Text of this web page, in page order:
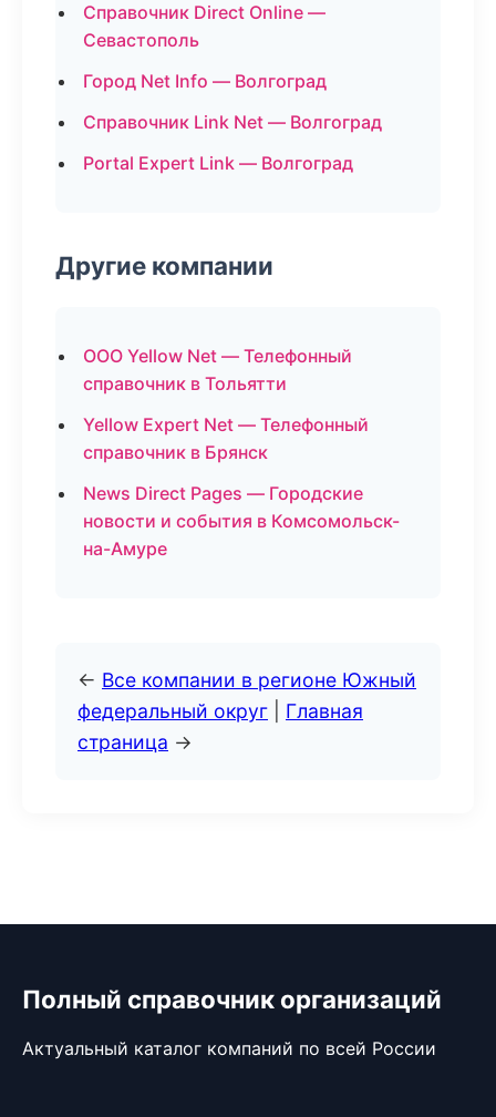
Справочник Direct Online —
Севастополь
Город Net Info — Волгоград
Справочник Link Net — Волгоград
Portal Expert Link — Волгоград
Другие компании
ООО Yellow Net — Телефонный
справочник в Тольятти
Yellow Expert Net — Телефонный
справочник в Брянск
News Direct Pages — Городские
новости и события в Комсомольск-
на-Амуре
← Все компании в регионе Южный
федеральный округ
Главная
страница →
Полный справочник организаций
Актуальный каталог компаний по всей России